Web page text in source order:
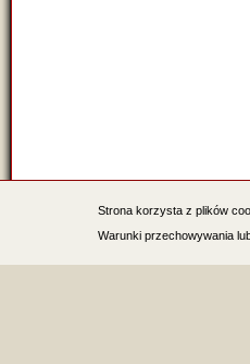
Strona korzysta z plików
Warunki przechowywania